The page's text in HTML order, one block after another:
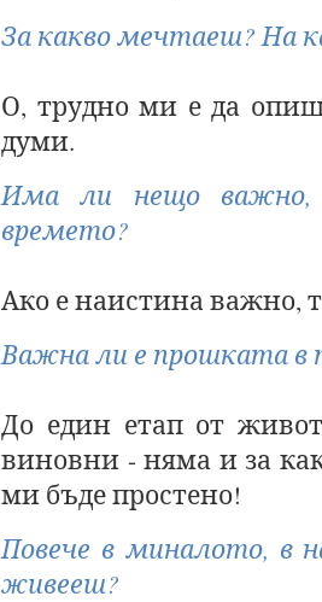
За какво мечтаеш? На
О, трудно ми е да
думи.
Има ли нещо важно,
времето?
Ако е наистина важно,
Важна ли е прошката в
До един етап от
виновни - няма и за
ми бъде простено!
Повече в миналото, в
живееш?